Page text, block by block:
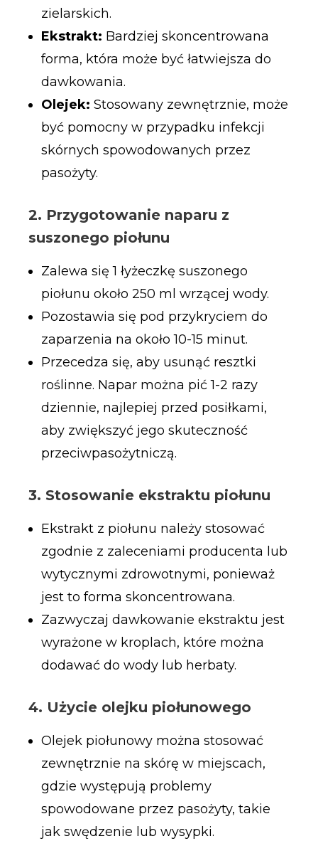
zielarskich.
Ekstrakt: Bardziej skoncentrowana
forma, która może być łatwiejsza do
dawkowania.
Olejek: Stosowany zewnętrznie, może
być pomocny w przypadku infekcji
skórnych spowodowanych przez
pasożyty.
2. Przygotowanie naparu z
suszonego piołunu
Zalewa się 1 łyżeczkę suszonego
piołunu około 250 ml wrzącej wody.
Pozostawia się pod przykryciem do
zaparzenia na około 10-15 minut.
Przecedza się, aby usunąć resztki
roślinne. Napar można pić 1-2 razy
dziennie, najlepiej przed posiłkami,
aby zwiększyć jego skuteczność
przeciwpasożytniczą.
3. Stosowanie ekstraktu piołunu
Ekstrakt z piołunu należy stosować
zgodnie z zaleceniami producenta lub
wytycznymi zdrowotnymi, ponieważ
jest to forma skoncentrowana.
Zazwyczaj dawkowanie ekstraktu jest
wyrażone w kroplach, które można
dodawać do wody lub herbaty.
4. Użycie olejku piołunowego
Olejek piołunowy można stosować
zewnętrznie na skórę w miejscach,
gdzie występują problemy
spowodowane przez pasożyty, takie
jak swędzenie lub wysypki.